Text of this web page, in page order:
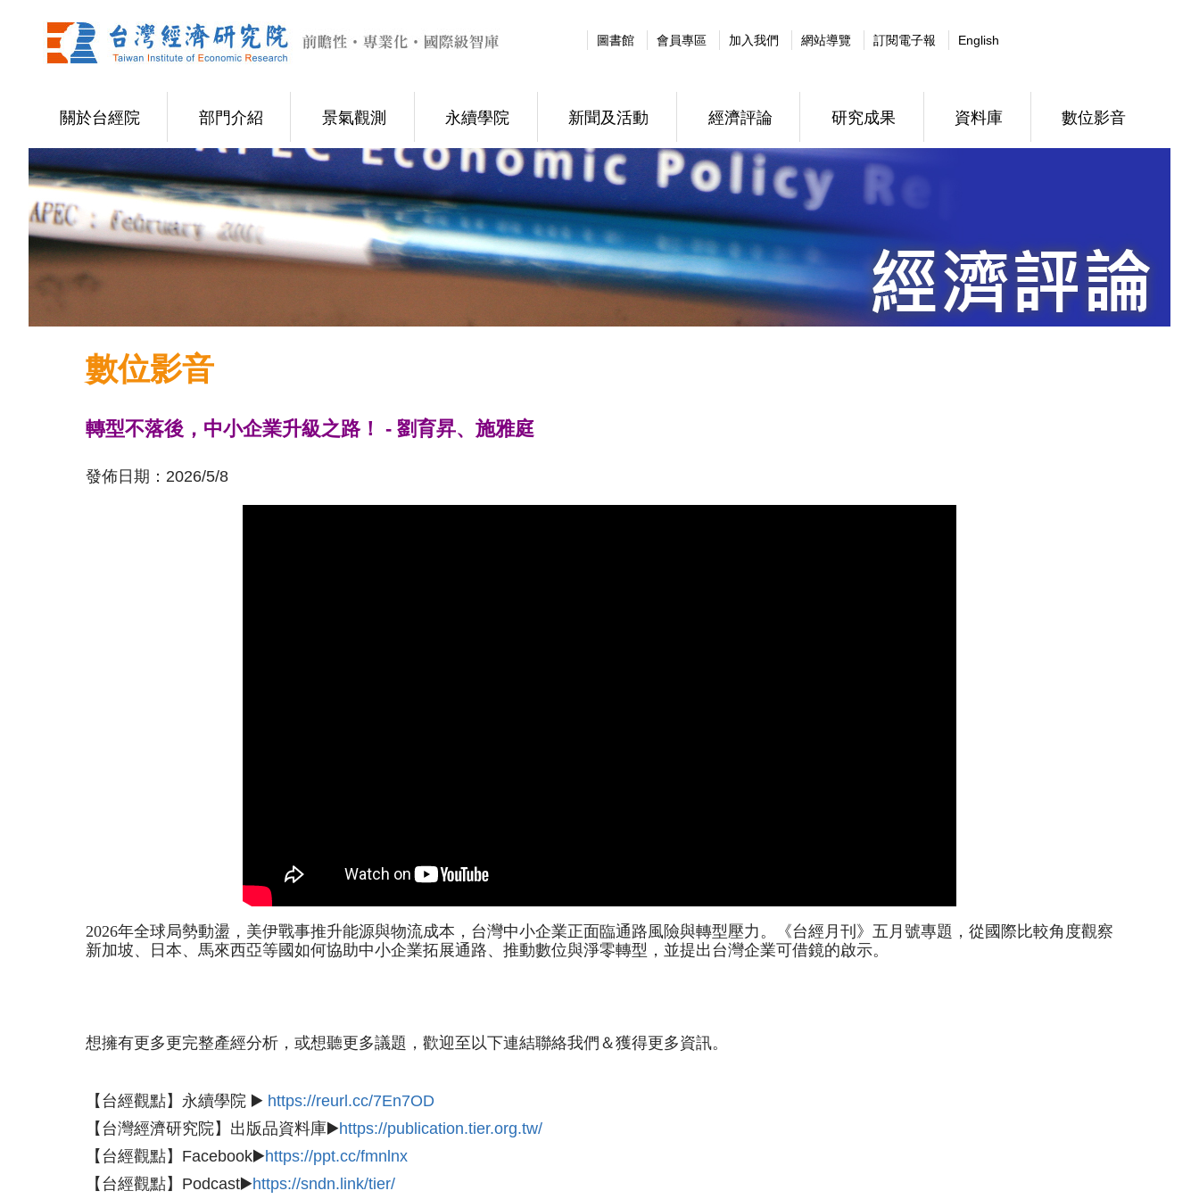
圖書館 會員專區 加入我們 網站導覽 訂閱電子報 English
關於台經院 部門介紹 景氣觀測 永續學院 新聞及活動 經濟評論 研究成果 資料庫 數位影音
數位影音
轉型不落後，中小企業升級之路！ - 劉育昇、施雅庭
發佈日期： 2026/5/8
2026年全球局勢動盪，美伊戰事推升能源與物流成本，台灣中小企業正面臨通路風險與轉型壓力。《台經月刊》五月號專題，從國際比較角度觀察
新加坡、日本、馬來西亞等國如何協助中小企業拓展通路、推動數位與淨零轉型，並提出台灣企業可借鏡的啟示。
想擁有更多更完整產經分析，或想聽更多議題，歡迎至以下連結聯絡我們＆獲得更多資訊。
【台經觀點】永續學院 ▶️ https://reurl.cc/7En7OD
【台灣經濟研究院】出版品資料庫▶️https://publication.tier.org.tw/
【台經觀點】Facebook▶️https://ppt.cc/fmnlnx
【台經觀點】Podcast▶️https://sndn.link/tier/